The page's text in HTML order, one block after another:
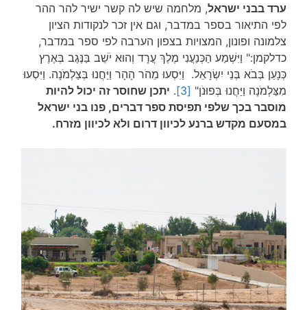
ערד בבני ישראל, מלחמה שיש לה קשר ישיר להר ההר
לפי התיאור בספר במדבר, וגם אין זכר לנקודות הציון
צלמונה ופונון, המצויות בצפון הערבה לפי ספר במדבר,
כדלקמן:" וַיִּשְׁמַע הַכְּנַעֲנִי מֶלֶךְ עֲרָד וְהוּא יֹשֵׁב בַּנֶּגֶב בְּאֶרֶץ
כְּנָעַן בְּבֹא בְּנֵי יִשְׂרָאֵל. וַיִּסְעוּ מֵהֹר הָהָר וַיַּחֲנוּ בְּצַלְמֹנָה. וַיִּסְעוּ
מִצַּלְמֹנָה וַיַּחֲנוּ בְּפוּנֹן" [3]
. יתכן שחוסר זה יכול להיות
מוסבר בכך שלפי תפיסת ספר דברים, פנו בני ישראל
במסעם מקדש ברנע לכיוון דרום ולא לכיוון מזרח.